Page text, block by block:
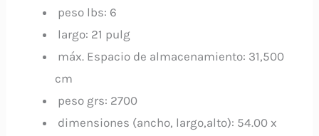
peso lbs: 6
largo: 21 pulg
máx. Espacio de almacenamiento: 31,500
cm
peso grs: 2700
dimensiones (ancho, largo,alto): 54.00 x